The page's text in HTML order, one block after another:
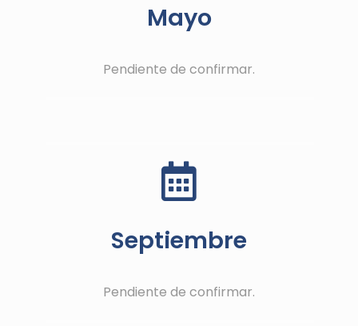
Mayo
Pendiente de confirmar.
Septiembre
Pendiente de confirmar.